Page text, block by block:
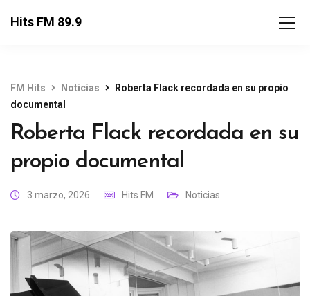
Hits FM 89.9
FM Hits Noticias
Roberta Flack recordada en su propio
documental
Roberta Flack recordada en su
propio documental
3 marzo, 2026 Hits FM Noticias